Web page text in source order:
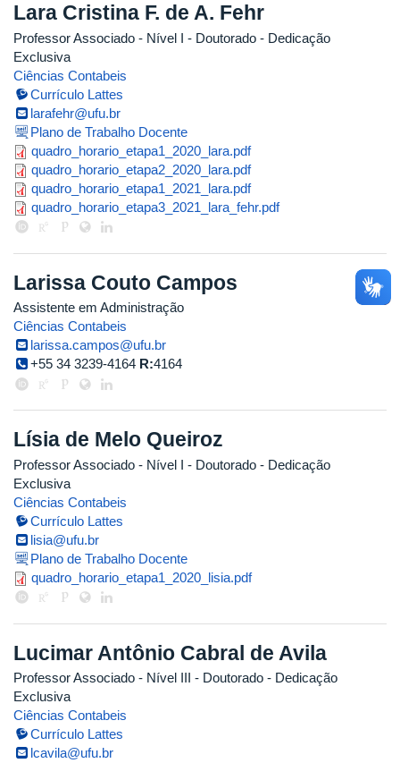
Lara Cristina F. de A. Fehr
Professor Associado - Nível I - Doutorado - Dedicação
Exclusiva
Ciências Contabeis
Currículo Lattes
larafehr@ufu.br
Plano de Trabalho Docente
quadro_horario_etapa1_2020_lara.pdf
quadro_horario_etapa2_2020_lara.pdf
quadro_horario_etapa1_2021_lara.pdf
quadro_horario_etapa3_2021_lara_fehr.pdf
Larissa Couto Campos
Assistente em Administração
Ciências Contabeis
larissa.campos@ufu.br
+55 34 3239-4164 R:4164
Lísia de Melo Queiroz
Professor Associado - Nível I - Doutorado - Dedicação
Exclusiva
Ciências Contabeis
Currículo Lattes
lisia@ufu.br
Plano de Trabalho Docente
quadro_horario_etapa1_2020_lisia.pdf
Lucimar Antônio Cabral de Avila
Professor Associado - Nível III - Doutorado - Dedicação
Exclusiva
Ciências Contabeis
Currículo Lattes
lcavila@ufu.br